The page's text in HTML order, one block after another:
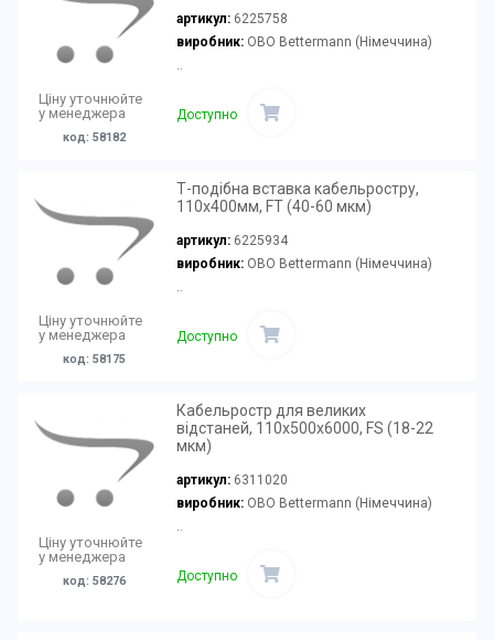
Ціну уточнюйте
у менеджера
код: 58182
артикул: 6225758
виробник:OBO Bettermann (Німеччина)
..
Доступно
Ціну уточнюйте
у менеджера
код: 58175
Т-подібна вставка кабельростру,
110х400мм, FT (40-60 мкм)
артикул: 6225934
виробник:OBO Bettermann (Німеччина)
..
Доступно
Ціну уточнюйте
у менеджера
код: 58276
Кабельростр для великих
відстаней, 110х500х6000, FS (18-22
мкм)
артикул: 6311020
виробник:OBO Bettermann (Німеччина)
..
Доступно